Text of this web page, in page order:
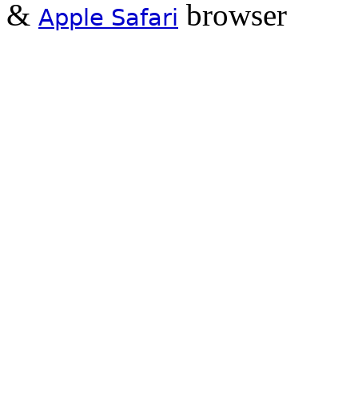
& Apple Safari browser